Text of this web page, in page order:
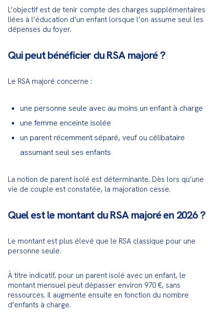
L’objectif est de tenir compte des charges supplémentaires
liées à l’éducation d’un enfant lorsque l’on assume seul les
dépenses du foyer.
Qui peut bénéficier du RSA majoré ?
Le RSA majoré concerne :
une personne seule avec au moins un enfant à charge
une femme enceinte isolée
un parent récemment séparé, veuf ou célibataire
assumant seul ses enfants
La notion de parent isolé est déterminante. Dès lors qu’une
vie de couple est constatée, la majoration cesse.
Quel est le montant du RSA majoré en 2026 ?
Le montant est plus élevé que le RSA classique pour une
personne seule.
À titre indicatif, pour un parent isolé avec un enfant, le
montant mensuel peut dépasser environ 970 €, sans
ressources. Il augmente ensuite en fonction du nombre
d’enfants à charge.